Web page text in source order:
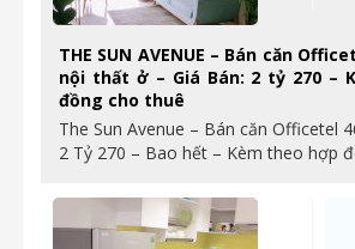
THE SUN AVENUE – Bán căn
nội thất ở – Giá Bán: 2 tỷ 270 –
đồng cho thuê
The Sun Avenue – Bán căn Officetel
2 Tỷ 270 – Bao hết – Kèm theo hợp